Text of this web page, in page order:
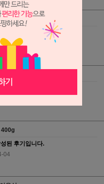
로얄모둠구이
된 후기입니다.
05
된 후기입니다.
400g
된 후기입니다.
04